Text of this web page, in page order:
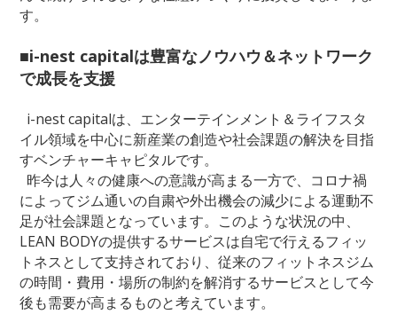
す。
■i-nest capitalは豊富なノウハウ＆ネットワーク
で成長を支援
i-nest capitalは、エンターテインメント＆ライフスタ
イル領域を中心に新産業の創造や社会課題の解決を目指
すベンチャーキャピタルです。
昨今は人々の健康への意識が高まる一方で、コロナ禍
によってジム通いの自粛や外出機会の減少による運動不
足が社会課題となっています。このような状況の中、
LEAN BODYの提供するサービスは自宅で行えるフィッ
トネスとして支持されており、従来のフィットネスジム
の時間・費用・場所の制約を解消するサービスとして今
後も需要が高まるものと考えています。